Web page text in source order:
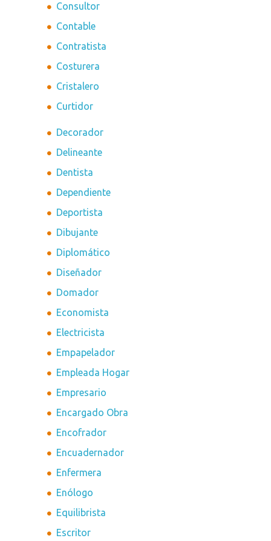
Consultor
Contable
Contratista
Costurera
Cristalero
Curtidor
Decorador
Delineante
Dentista
Dependiente
Deportista
Dibujante
Diplomático
Diseñador
Domador
Economista
Electricista
Empapelador
Empleada Hogar
Empresario
Encargado Obra
Encofrador
Encuadernador
Enfermera
Enólogo
Equilibrista
Escritor